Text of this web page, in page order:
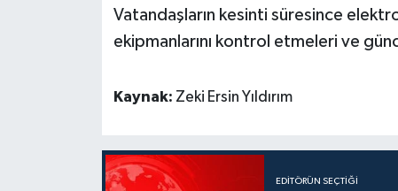
Vatandaşların kesinti süresince
ekipmanlarını kontrol etmeleri ve
Kaynak: Zeki Ersin Yıldırım
EDITÖRÜN SEÇTIĞI